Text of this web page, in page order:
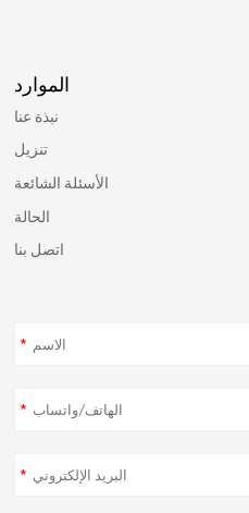
الموارد
نبذة عنا
تنزيل
الأسئلة الشائعة
الحالة
اتصل بنا
*
*
*